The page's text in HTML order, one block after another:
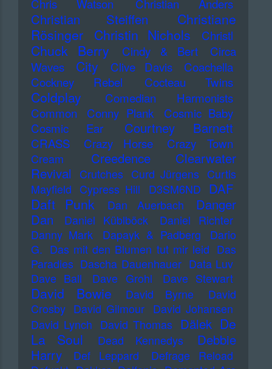
Chris Watson
Christian Anders
Christian Steiffen
Christiane
Rösinger
Christin Nichols Christl
Chuck Berry Cindy & Bert
Circa
Waves
City Clive Davis
Coachella
Cockney Rebel
Cocteau Twins
Coldplay
Comedian Harmonists
Common
Conny Plank
Cosmic Baby
Cosmic Ear
Courtney Barnett
CRASS Crazy Horse Crazy Town
Cream
Creedence Clearwater
Revival
Crutches Curd Jürgens Curtis
Mayfield Cypress Hill D3SM6ND DAF
Daft Punk Dan Auerbach
Danger
Dan
Daniel Küblböck
Daniel Richter
Danny Mark
Dapayk & Padberg
Dario
G. Das mit den Blumen tut mir leid Das
Paradies Dascha Dauenhauer Data Luv
Dave Ball
Dave Grohl Dave Stewart
David Bowie David Byrne
David
Crosby David Gilmour David Johansen
David Lynch David Thomas Dälek De
La Soul
Dead Kennedys
Debbie
Harry
Def Leppard
Defrage Reload